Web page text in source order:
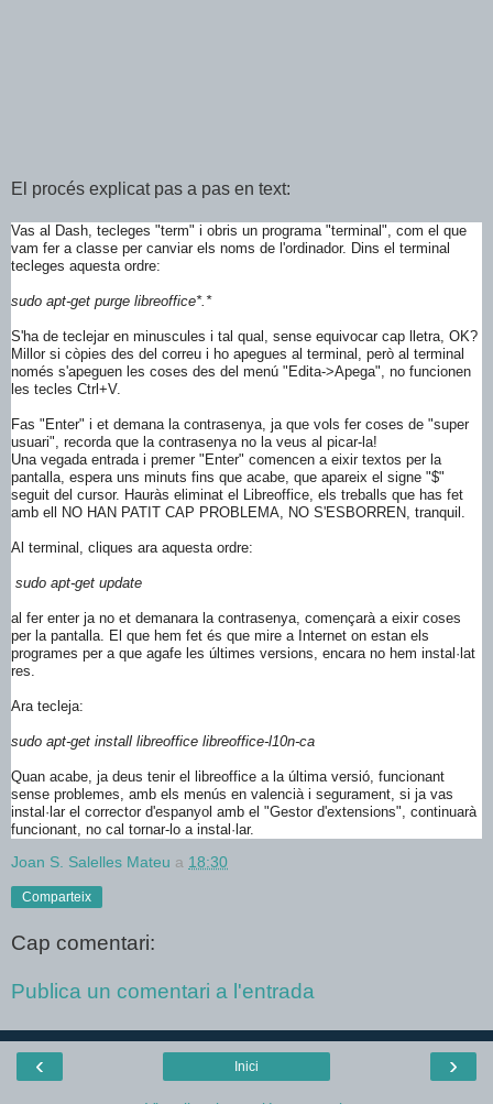
El procés explicat pas a pas en text:
Vas al Dash, tecleges "term" i obris un programa "terminal", com el que
vam fer a classe per canviar els noms de l'ordinador. Dins el terminal
tecleges aquesta ordre:
sudo apt-get purge libreoffice*.*
S'ha de teclejar en minuscules i tal qual, sense equivocar cap lletra, OK?
Millor si còpies des del correu i ho apegues al terminal, però al terminal
només s'apeguen les coses des del menú "Edita->Apega", no funcionen
les tecles Ctrl+V.
Fas "Enter" i et demana la contrasenya, ja que vols fer coses de "super
usuari", recorda que la contrasenya no la veus al picar-la!
Una vegada entrada i premer "Enter" comencen a eixir textos per la
pantalla, espera uns minuts fins que acabe, que apareix el signe "$"
seguit del cursor. Hauràs eliminat el Libreoffice, els treballs que has fet
amb ell NO HAN PATIT CAP PROBLEMA, NO S'ESBORREN, tranquil.
Al terminal, cliques ara aquesta ordre:
sudo apt-get update
al fer enter ja no et demanara la contrasenya, començarà a eixir coses
per la pantalla. El que hem fet és que mire a Internet on estan els
programes per a que agafe les últimes versions, encara no hem instal·lat
res.
Ara tecleja:
sudo apt-get install libreoffice libreoffice-l10n-ca
Quan acabe, ja deus tenir el libreoffice a la última versió, funcionant
sense problemes, amb els menús en valencià i segurament, si ja vas
instal·lar el corrector d'espanyol amb el "Gestor d'extensions", continuarà
funcionant, no cal tornar-lo a instal·lar.
Joan S. Salelles Mateu a 18:30
Comparteix
Cap comentari:
Publica un comentari a l'entrada
‹ ›
Inici